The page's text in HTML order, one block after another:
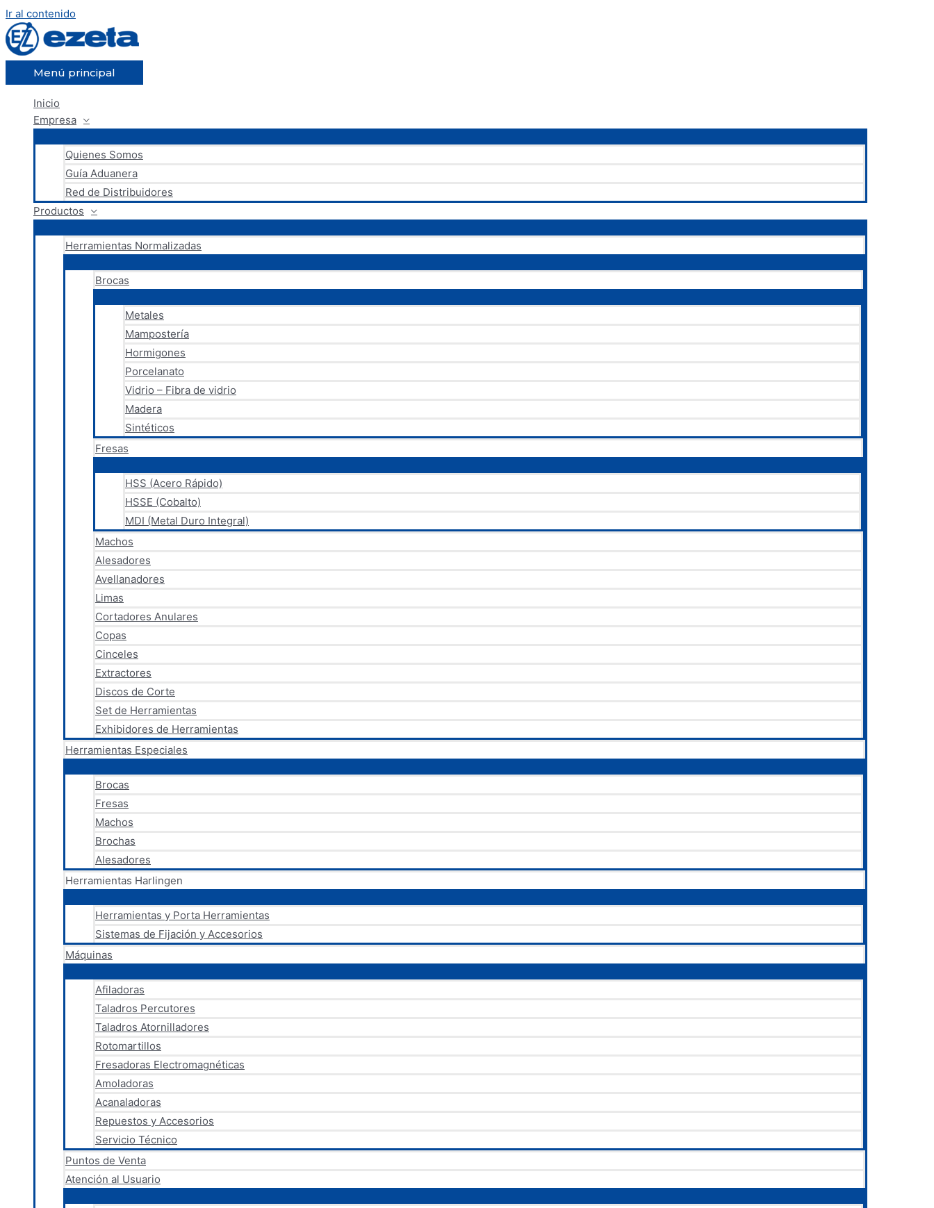
Ir al contenido
Menú principal
Inicio
Empresa
Quienes Somos
Guía Aduanera
Red de Distribuidores
Productos
Herramientas Normalizadas
Brocas
Metales
Mampostería
Hormigones
Porcelanato
Vidrio – Fibra de vidrio
Madera
Sintéticos
Fresas
HSS (Acero Rápido)
HSSE (Cobalto)
MDI (Metal Duro Integral)
Machos
Alesadores
Avellanadores
Limas
Cortadores Anulares
Copas
Cinceles
Extractores
Discos de Corte
Set de Herramientas
Exhibidores de Herramientas
Herramientas Especiales
Brocas
Fresas
Machos
Brochas
Alesadores
Herramientas Harlingen
Herramientas y Porta Herramientas
Sistemas de Fijación y Accesorios
Máquinas
Afiladoras
Taladros Percutores
Taladros Atornilladores
Rotomartillos
Fresadoras Electromagnéticas
Amoladoras
Acanaladoras
Repuestos y Accesorios
Servicio Técnico
Puntos de Venta
Atención al Usuario